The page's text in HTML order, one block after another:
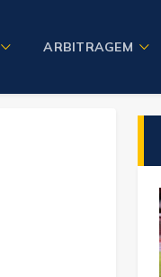
ARBITRAGEM